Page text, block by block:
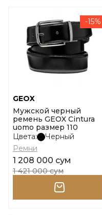
-15%
GEOX
Мужской черный
ремень GEOX Cintura
uomo размер 110
Цвета:
Черный
Ремни
1 208 000 сум
1 421 000 сум